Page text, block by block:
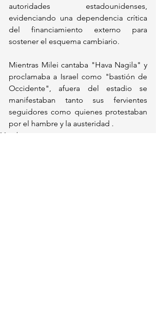
autoridades estadounidenses,
evidenciando una dependencia crítica
del financiamiento externo para
sostener el esquema cambiario.
Mientras Milei cantaba "Hava Nagila" y
proclamaba a Israel como "bastión de
Occidente", afuera del estadio se
manifestaban tanto sus fervientes
seguidores como quienes protestaban
por el hambre y la austeridad .
Mundo